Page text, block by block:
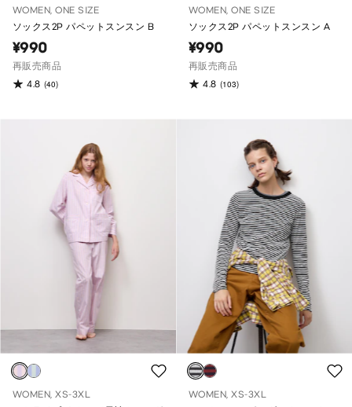
WOMEN, ONE SIZE
ソックス2P パペットスンスン B
¥990
再販売商品
4.8 (40)
WOMEN, ONE SIZE
ソックス2P パペットスンスン A
¥990
再販売商品
4.8 (103)
WOMEN, XS-3XL
WOMEN, XS-3XL